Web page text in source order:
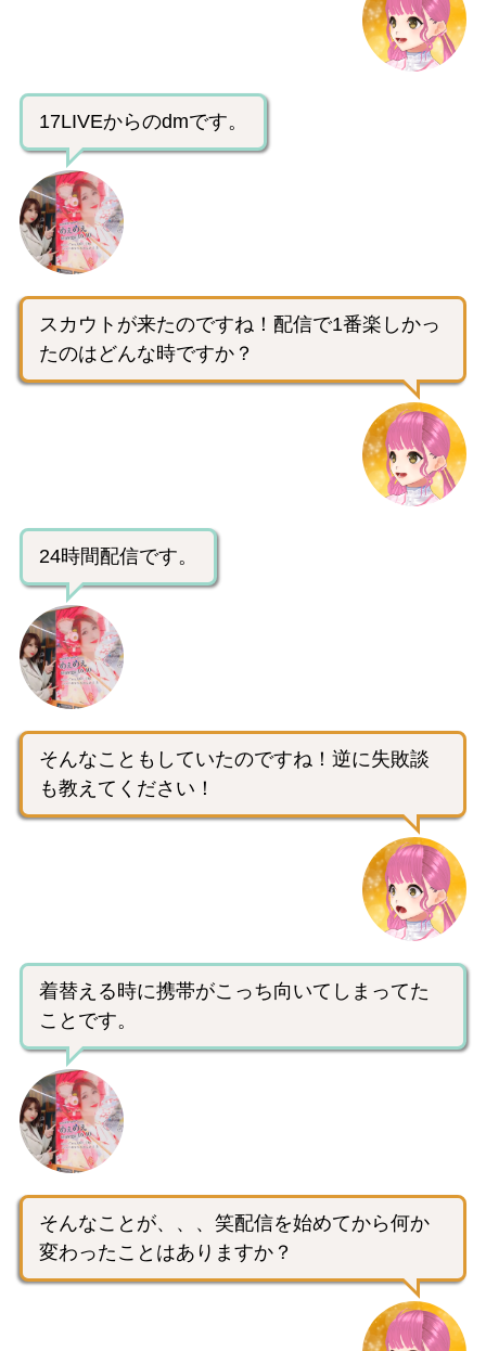
17LIVEからのdmです。
スカウトが来たのですね！配信で1番楽しかっ
たのはどんな時ですか？
24時間配信です。
そんなこともしていたのですね！逆に失敗談
も教えてください！
着替える時に携帯がこっち向いてしまってた
ことです。
そんなことが、、、笑配信を始めてから何か
変わったことはありますか？